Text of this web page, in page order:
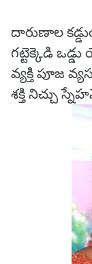
దారుణాల
గట్టెక్కెడి
వ్యక్తి పూజ
శక్తి నిచ్చు